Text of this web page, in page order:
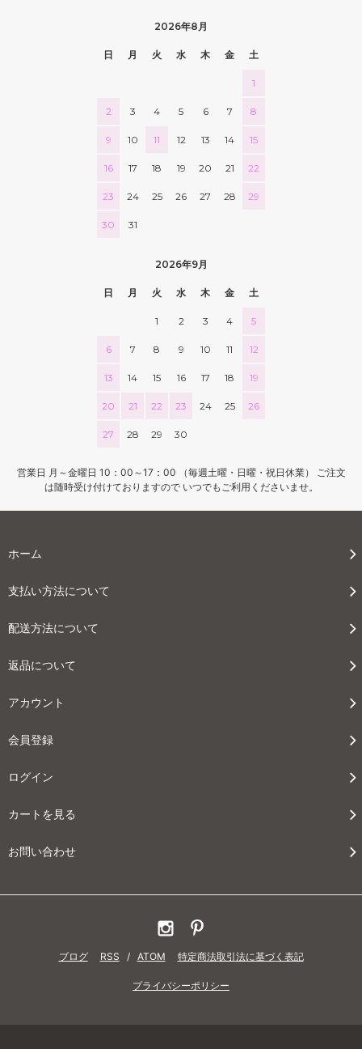
2026年8月
日 月 火 水 木 金 土
1
2 3 4 5 6 7 8
9 10 11 12 13 14 15
16 17 18 19 20 21 22
23 24 25 26 27 28 29
30 31
2026年9月
日 月 火 水 木 金 土
1 2 3 4 5
6 7 8 9 10 11 12
13 14 15 16 17 18 19
20 21 22 23 24 25 26
27 28 29 30
営業日 月～金曜日 10：00～17：00 （毎週土曜・日曜・祝日休業） ご注文
は随時受け付けておりますので いつでもご利用くださいませ。
ホーム
支払い方法について
配送方法について
返品について
アカウント
会員登録
ログイン
カートを見る
お問い合わせ
ブログ RSS / ATOM 特定商法取引法に基づく表記
プライバシーポリシー